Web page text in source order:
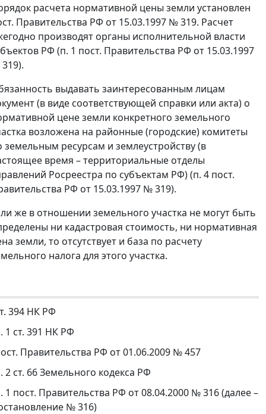
расчета нормативной цены земли установлен
Правительства РФ от 15.03.1997 № 319. Расчет
производят органы исполнительной власти
РФ (п. 1 пост. Правительства РФ от 15.03.1997
выдавать заинтересованным лицам
(в виде соответствующей справки или акта) о
цене земли конкретного земельного
возло­жена на районные (городские) комитеты
земельным ресурсам и землеустройству (в
время – территориальные отделы
Росреестра по субъектам РФ) (п. 4 пост.
РФ от 15.03.1997 № 319).
же в отношении земельного участка не могут быть
ни кадастровая стоимость, ни норматив­ная
земли, то отсутствует и база по расчету
налога для этого участка.
394 НК РФ
1 ст. 391 НК РФ
Правительства РФ от 01.06.2009 № 457
2 ст. 66 Земельного кодекса РФ
1 пост. Правительства РФ от 08.04.2000 № 316 (далее –
№ 316)